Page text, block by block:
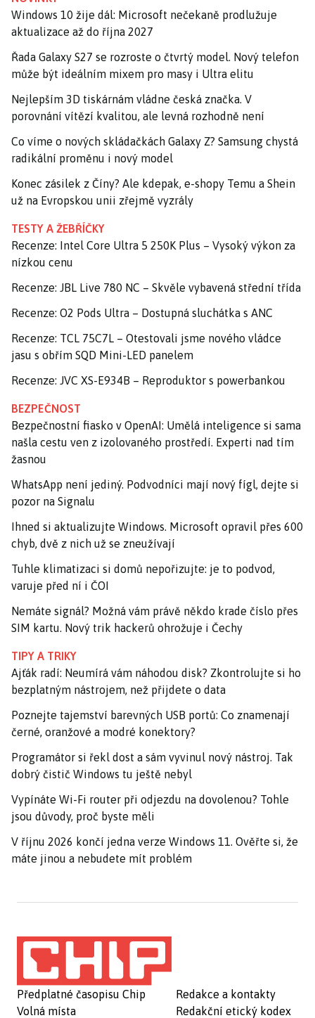
Windows 10 žije dál: Microsoft nečekaně prodlužuje
aktualizace až do října 2027
Řada Galaxy S27 se rozroste o čtvrtý model. Nový telefon
může být ideálním mixem pro masy i Ultra elitu
Nejlepším 3D tiskárnám vládne česká značka. V
porovnání vítězí kvalitou, ale levná rozhodně není
Co víme o nových skládačkách Galaxy Z? Samsung chystá
radikální proměnu i nový model
Konec zásilek z Číny? Ale kdepak, e-shopy Temu a Shein
už na Evropskou unii zřejmě vyzrály
TESTY A ŽEBŘÍČKY
Recenze: Intel Core Ultra 5 250K Plus – Vysoký výkon za
nízkou cenu
Recenze: JBL Live 780 NC – Skvěle vybavená střední třída
Recenze: O2 Pods Ultra – Dostupná sluchátka s ANC
Recenze: TCL 75C7L – Otestovali jsme nového vládce
jasu s obřím SQD Mini-LED panelem
Recenze: JVC XS-E934B – Reproduktor s powerbankou
BEZPEČNOST
Bezpečnostní fiasko v OpenAI: Umělá inteligence si sama
našla cestu ven z izolovaného prostředí. Experti nad tím
žasnou
WhatsApp není jediný. Podvodníci mají nový fígl, dejte si
pozor na Signalu
Ihned si aktualizujte Windows. Microsoft opravil přes 600
chyb, dvě z nich už se zneužívají
Tuhle klimatizaci si domů nepořizujte: je to podvod,
varuje před ní i ČOI
Nemáte signál? Možná vám právě někdo krade číslo přes
SIM kartu. Nový trik hackerů ohrožuje i Čechy
TIPY A TRIKY
Ajťák radí: Neumírá vám náhodou disk? Zkontrolujte si ho
bezplatným nástrojem, než přijdete o data
Poznejte tajemství barevných USB portů: Co znamenají
černé, oranžové a modré konektory?
Programátor si řekl dost a sám vyvinul nový nástroj. Tak
dobrý čistič Windows tu ještě nebyl
Vypínáte Wi-Fi router při odjezdu na dovolenou? Tohle
jsou důvody, proč byste měli
V říjnu 2026 končí jedna verze Windows 11. Ověřte si, že
máte jinou a nebudete mít problém
Předplatné časopisu Chip
Volná místa
Redakce a kontakty
Redakční etický kodex